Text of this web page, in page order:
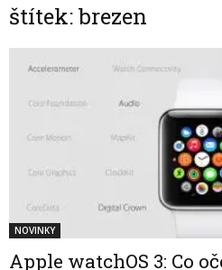
štítek: brezen
NOVINKY
Apple watchOS 3: Co